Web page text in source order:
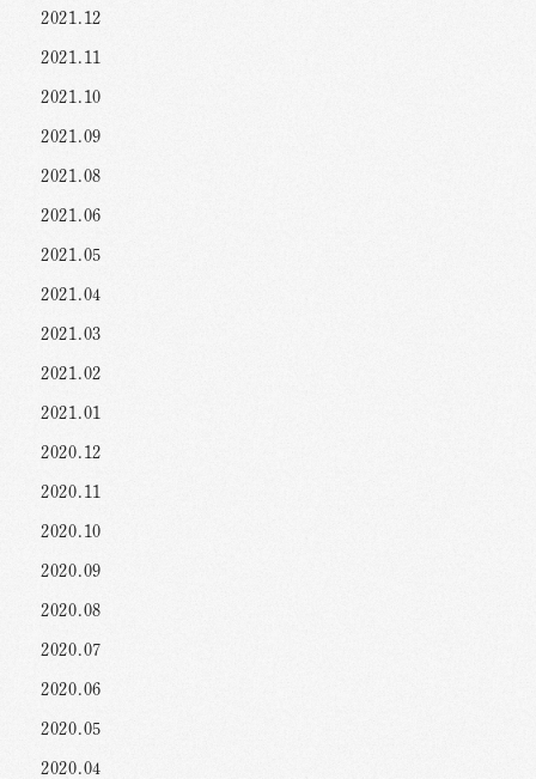
2021.12
2021.11
2021.10
2021.09
2021.08
2021.06
2021.05
2021.04
2021.03
2021.02
2021.01
2020.12
2020.11
2020.10
2020.09
2020.08
2020.07
2020.06
2020.05
2020.04